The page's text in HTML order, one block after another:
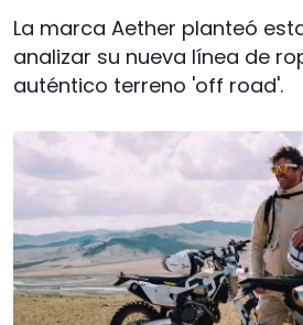
La marca Aether planteó
analizar su nueva línea de
auténtico terreno 'off road'.